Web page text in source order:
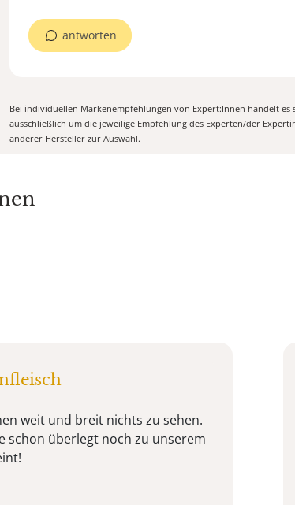
antworten
Bei individuellen Markenempfehlungen von Expert:Innen handelt
ausschließlich um die jeweilige Empfehlung des Experten/der
anderer Hersteller zur Auswahl.
weit und breit nichts zu sehen.
schon überlegt noch zu unserem